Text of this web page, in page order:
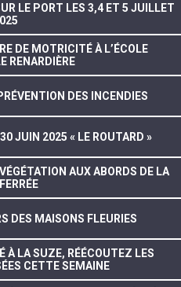
LE PORT LES 3,4 ET 5 JUILLET
DE MOTRICITÉ À L’ÉCOLE
RENARDIÈRE
DES INCENDIES
JUIN 2025 « LE ROUTARD »
AUX ABORDS DE LA
DES MAISONS FLEURIES
À LA SUZE, RÉÉCOUTEZ LES
CETTE SEMAINE